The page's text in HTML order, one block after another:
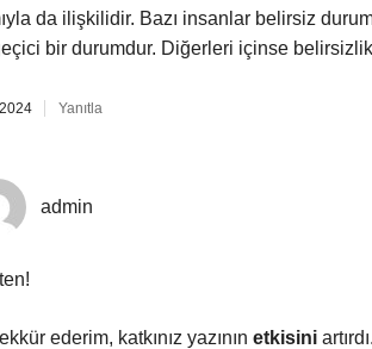
da ilişkilidir. Bazı insanlar belirsiz
bir durumdur. Diğerleri içinse
Yanıtla
admin
ederim, katkınız yazının etkisini artırdı.